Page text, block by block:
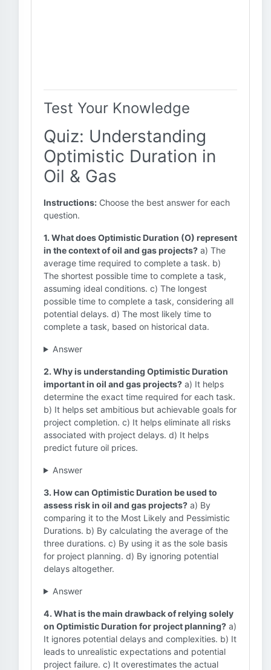
Test Your Knowledge
Quiz: Understanding
Optimistic Duration in
Oil & Gas
Instructions: Choose the best answer for each
question.
1. What does Optimistic Duration (O) represent
in the context of oil and gas projects? a) The
average time required to complete a task. b)
The shortest possible time to complete a task,
assuming ideal conditions. c) The longest
possible time to complete a task, considering all
potential delays. d) The most likely time to
complete a task, based on historical data.
Answer
2. Why is understanding Optimistic Duration
important in oil and gas projects? a) It helps
determine the exact time required for each task.
b) It helps set ambitious but achievable goals for
project completion. c) It helps eliminate all risks
associated with project delays. d) It helps
predict future oil prices.
Answer
3. How can Optimistic Duration be used to
assess risk in oil and gas projects? a) By
comparing it to the Most Likely and Pessimistic
Durations. b) By calculating the average of the
three durations. c) By using it as the sole basis
for project planning. d) By ignoring potential
delays altogether.
Answer
4. What is the main drawback of relying solely
on Optimistic Duration for project planning? a)
It ignores potential delays and complexities. b) It
leads to unrealistic expectations and potential
project failure. c) It overestimates the actual